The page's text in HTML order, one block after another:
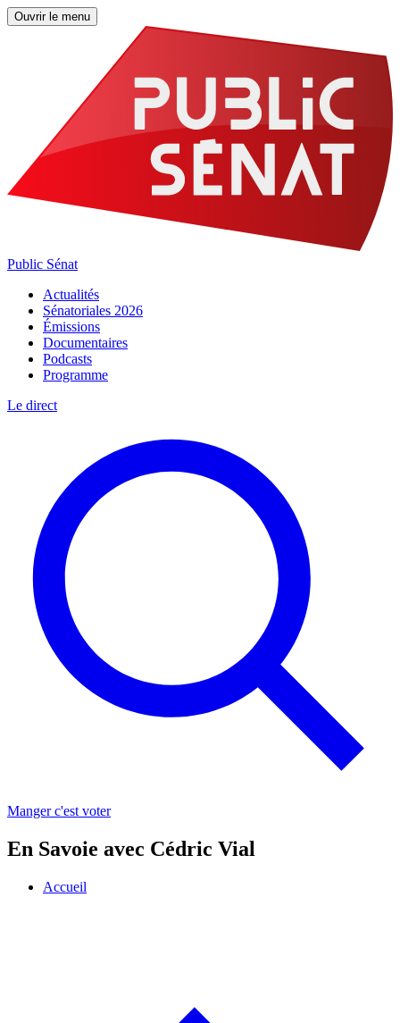
Ouvrir le menu
Public Sénat
Actualités
Sénatoriales 2026
Émissions
Documentaires
Podcasts
Programme
Le direct
Manger c'est voter
En Savoie avec Cédric Vial
Accueil